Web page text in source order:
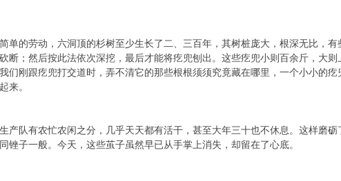
单的劳动，六洞顶的杉树至少生长了二、三百年，其树桩庞大，根深无比，
断；然后按此法依次深挖，最后才能将疙兜刨出。这些疙兜小则百余斤，大
们刚跟疙兜打交道时，弄不清它的那些根根须须究竟藏在哪里，一个小小的
来。
产队有农忙农闲之分，几乎天天都有活干，甚至大年三十也不休息。这样磨
锉子一般。今天，这些茧子虽然早已从手掌上消失，却留在了心底。